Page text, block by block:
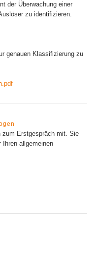
der Überwachung einer
zu identifizieren.
genauen Klassifizierung zu
zum Erstgespräch mit. Sie
Ihren allgemeinen